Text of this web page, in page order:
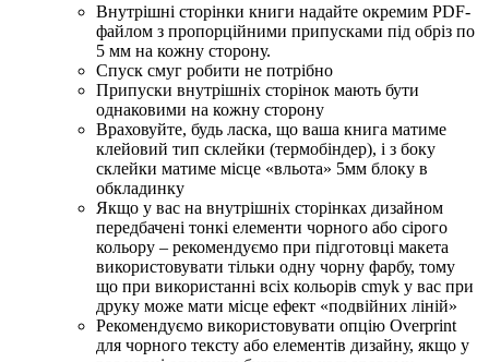
Внутрішні сторінки книги надайте окремим PDF-
файлом з пропорційними припусками під обріз по
5 мм на кожну сторону.
Спуск смуг робити не потрібно
Припуски внутрішніх сторінок мають бути
однаковими на кожну сторону
Враховуйте, будь ласка, що ваша книга матиме
клейовий тип склейки (термобіндер), і з боку
склейки матиме місце «вльота» 5мм блоку в
обкладинку
Якщо у вас на внутрішніх сторінках дизайном
передбачені тонкі елементи чорного або сірого
кольору – рекомендуємо при підготовці макета
використовувати тільки одну чорну фарбу, тому
що при використанні всіх кольорів cmyk у вас при
друку може мати місце ефект «подвійних ліній»
Рекомендуємо використовувати опцію Overprint
для чорного тексту або елементів дизайну, якщо у